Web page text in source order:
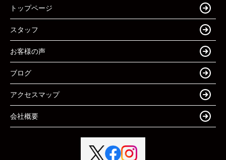
トップページ
スタッフ
お客様の声
ブログ
アクセスマップ
会社概要